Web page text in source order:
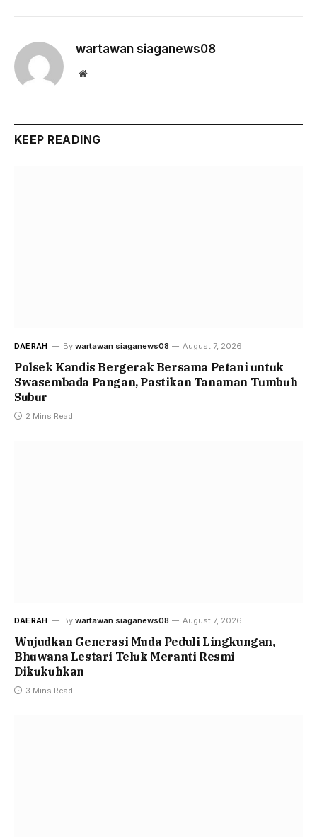
wartawan siaganews08
Website
KEEP READING
DAERAH By wartawan siaganews08 August 7, 2026
Polsek Kandis Bergerak Bersama Petani untuk
Swasembada Pangan, Pastikan Tanaman Tumbuh
Subur
2 Mins Read
DAERAH By wartawan siaganews08 August 7, 2026
Wujudkan Generasi Muda Peduli Lingkungan,
Bhuwana Lestari Teluk Meranti Resmi
Dikukuhkan
3 Mins Read